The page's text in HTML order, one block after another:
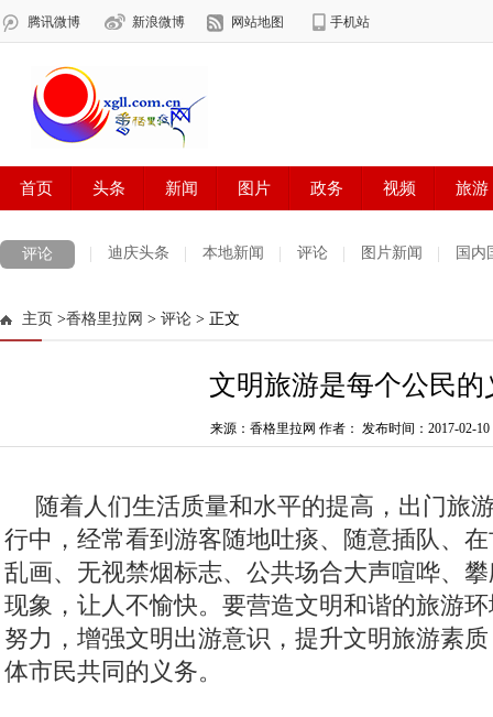
评论 迪庆头条 本地新闻 评论 图片新闻 国内
主页 >香格里拉网 > 评论 > 正文
文明旅游是每个公民的
来源：香格里拉网 作者： 发布时间：2017-02-10
随着人们生活质量和水平的提高，出门旅
行中，经常看到游客随地吐痰、随意插队、
乱画、无视禁烟标志、公共场合大声喧哗、
现象，让人不愉快。要营造文明和谐的旅游
努力，增强文明出游意识，提升文明旅游素
体市民共同的义务。